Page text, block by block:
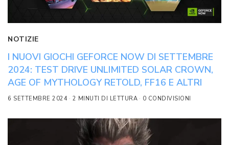
NOTIZIE
I NUOVI GIOCHI GEFORCE NOW DI SETTEMBRE
2024: TEST DRIVE UNLIMITED SOLAR CROWN,
AGE OF MYTHOLOGY RETOLD, FF16 E ALTRI
6 SETTEMBRE 2024 2 MINUTI DI LETTURA 0 CONDIVISIONI